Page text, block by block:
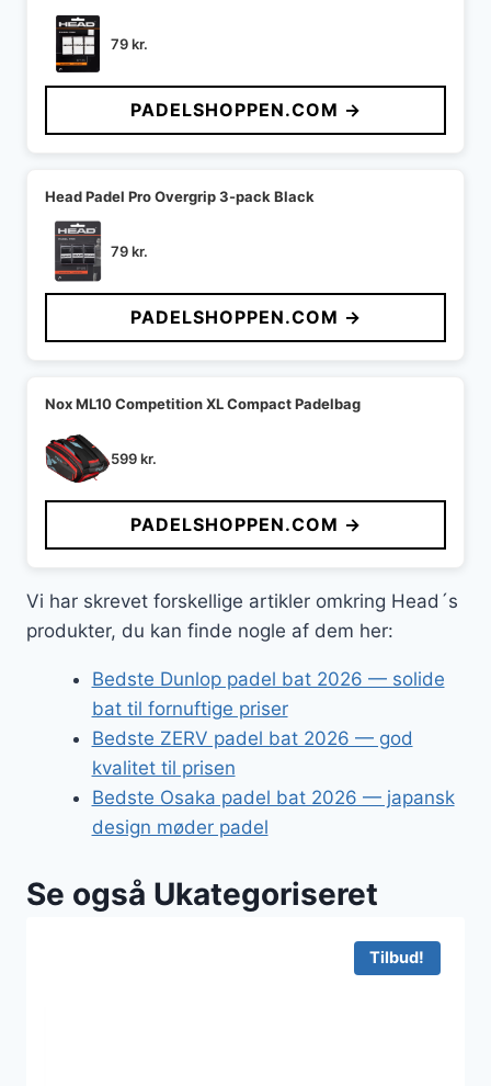
79kr.
PADELSHOPPEN.COM →
Head Padel Pro Overgrip 3-pack Black
79kr.
PADELSHOPPEN.COM →
Nox ML10 Competition XL Compact Padelbag
599kr.
PADELSHOPPEN.COM →
Vi har skrevet forskellige artikler omkring Head´s
produkter, du kan finde nogle af dem her:
Bedste Dunlop padel bat 2026 — solide
bat til fornuftige priser
Bedste ZERV padel bat 2026 — god
kvalitet til prisen
Bedste Osaka padel bat 2026 — japansk
design møder padel
Se også Ukategoriseret
Tilbud!